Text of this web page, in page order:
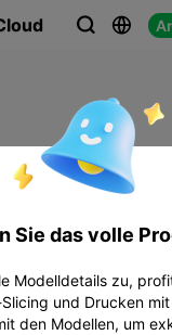
 
Sie das volle
Modelldetails zu,
und Drucken
den Modellen, um